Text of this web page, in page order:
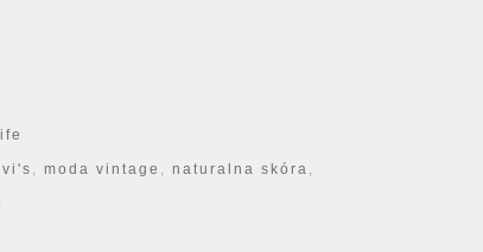
, moda vintage , naturalna skóra ,